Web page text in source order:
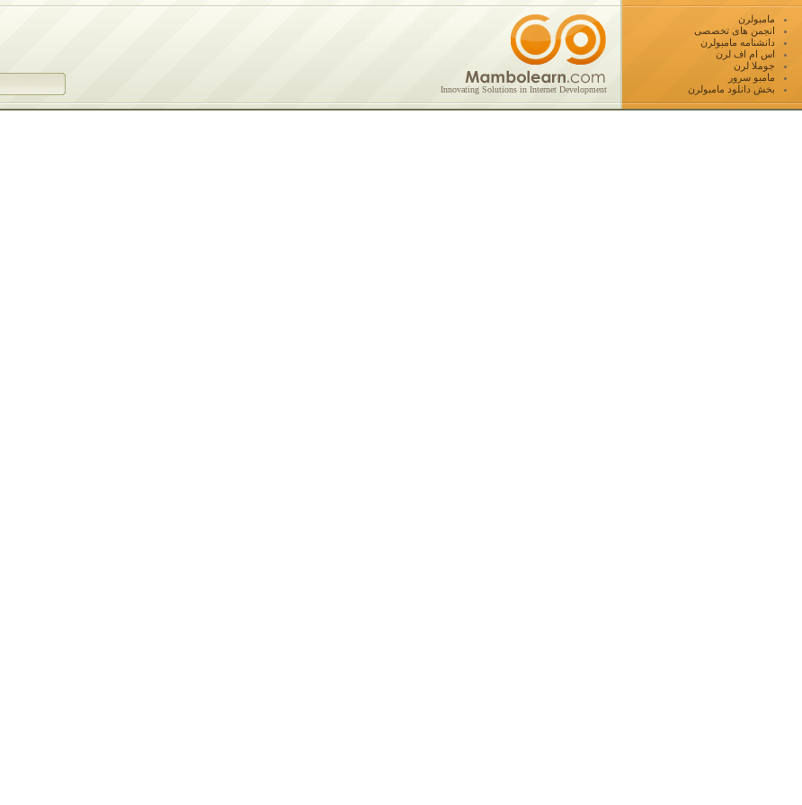
مامبولرن
انجمن های تخصصی
دانشنامه مامبولرن
اس ام اف لرن
جوملا لرن
مامبو سرور
بخش دانلود مامبولرن
Innovating Solutions in Internet Development